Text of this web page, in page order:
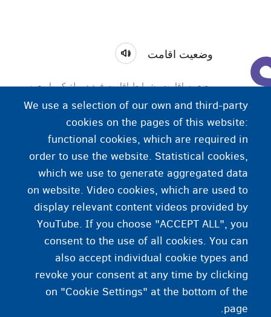
وضعیت اقامت
وضعیت اقامت، شرایط اقامت فرد در بلژیک را معین
می‌کند. اقامت می‌تواند موقت یا دائم باشد.
هر وضعیت اقامت، حقوق و محدودیت‌هایی به همراه دارد.
وضعیت اقامت بیش از هر چیز تعیین می‌کند آیا اجازه دارید
کار کنید، به کشور دیگری سفر کنید یا اعضای خانواده را به
اینجا بیاورید.
We use a selection of our own and third-party
cookies on the pages of this website:
functional cookies, which are required in
order to use the website. Statistical cookies,
which we use to generate aggregated data
on website. Video cookies, which are used to
display relevant content videos provided by
YouTube. If you choose "ACCEPT ALL", you
consent to the use of all cookies. You can
also accept individual cookie types and
revoke your consent at any time by clicking
on "Cookie Settings" at the bottom of the
page.